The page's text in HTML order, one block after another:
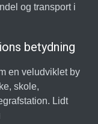
og transport i
betydning
en veludviklet by
skole,
Lidt